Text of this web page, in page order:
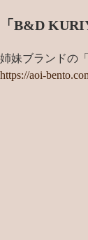
「B&D
姉妹ブランドの
https://aoi-